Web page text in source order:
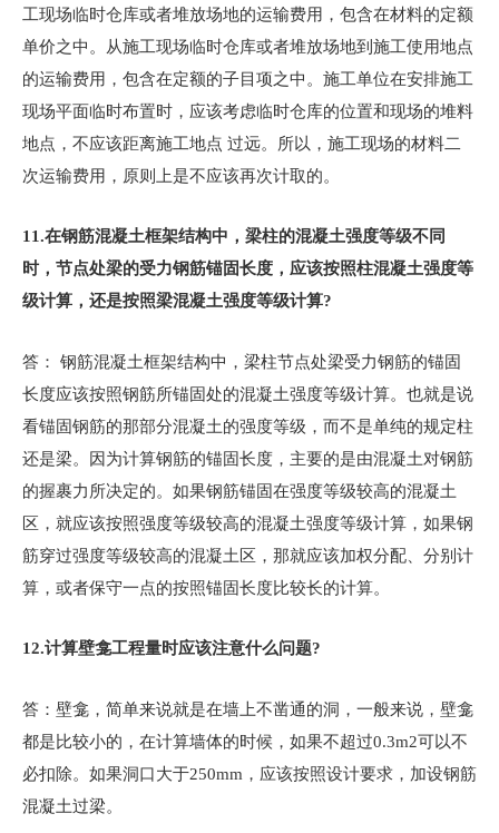
工现场临时仓库或者堆放场地的运输费用，包含在材料的定额
单价之中。从施工现场临时仓库或者堆放场地到施工使用地点
的运输费用，包含在定额的子目项之中。施工单位在安排施工
现场平面临时布置时，应该考虑临时仓库的位置和现场的堆料
地点，不应该距离施工地点 过远。所以，施工现场的材料二
次运输费用，原则上是不应该再次计取的。
11.在钢筋混凝土框架结构中，梁柱的混凝土强度等级不同
时，节点处梁的受力钢筋锚固长度，应该按照柱混凝土强度等
级计算，还是按照梁混凝土强度等级计算?
答： 钢筋混凝土框架结构中，梁柱节点处梁受力钢筋的锚固
长度应该按照钢筋所锚固处的混凝土强度等级计算。也就是说
看锚固钢筋的那部分混凝土的强度等级，而不是单纯的规定柱
还是梁。因为计算钢筋的锚固长度，主要的是由混凝土对钢筋
的握裹力所决定的。如果钢筋锚固在强度等级较高的混凝土
区，就应该按照强度等级较高的混凝土强度等级计算，如果钢
筋穿过强度等级较高的混凝土区，那就应该加权分配、分别计
算，或者保守一点的按照锚固长度比较长的计算。
12.计算壁龛工程量时应该注意什么问题?
答：壁龛，简单来说就是在墙上不凿通的洞，一般来说，壁龛
都是比较小的，在计算墙体的时候，如果不超过0.3m2可以不
必扣除。如果洞口大于250mm，应该按照设计要求，加设钢筋
混凝土过梁。